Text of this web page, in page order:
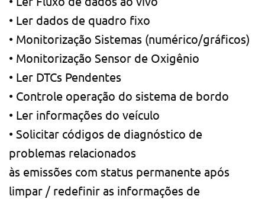
• Ler dados de quadro fixo
• Monitorização Sistemas (numérico/gráficos)
• Monitorização Sensor de Oxigênio
• Ler DTCs Pendentes
• Controle operação do sistema de bordo
• Ler informações do veículo
• Solicitar códigos de diagnóstico de
problemas relacionados
às emissões com status permanente após
limpar / redefinir as informações de